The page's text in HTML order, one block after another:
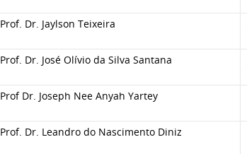
Prof. Dr. Jaylson Teixeira
Prof. Dr. José Olívio da Silva Santana
Prof Dr. Joseph Nee Anyah Yartey
Prof. Dr. Leandro do Nascimento Diniz